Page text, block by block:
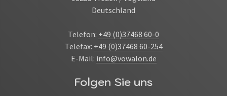
Deutschland
Telefon: +49 (0)37468 60-0
Telefax: +49 (0)37468 60-254
E-Mail: info@vowalon.de
Folgen Sie uns